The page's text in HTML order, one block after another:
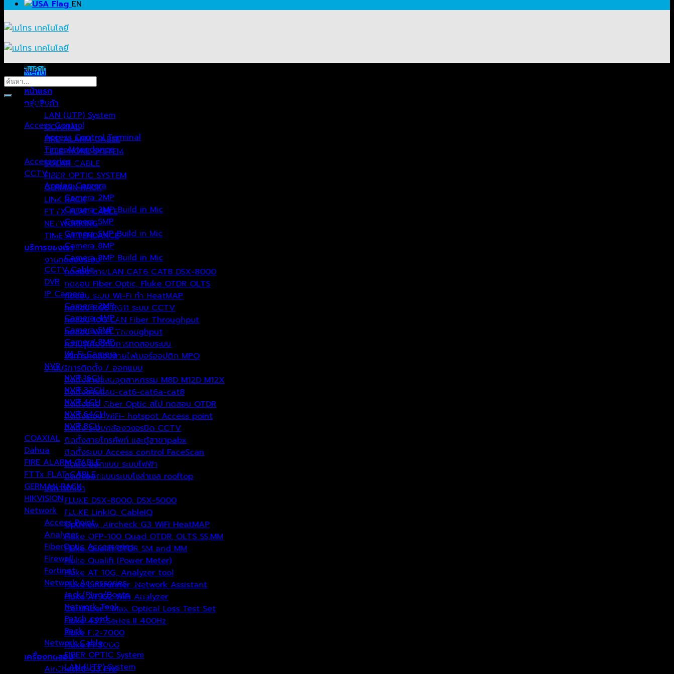
EN
Menu
หน้าแรก
กลุ่มสินค้า
LAN (UTP) System
COAXIAL
FIRE ALARM CABLE
TELEPHONE SYSTEM
SOLAR CABLE
FIBER OPTIC SYSTEM
GERMAN RACK
LINK RACK
FTTX FLAT CABLE
NETWORKING
TIME ATTENDANCE
บริการของเรา
งานทดสอบระบบ
ทดสอบ สายLAN CAT6 CAT8 DSX-8000
ทดสอบ Fiber Optic, Fluke OTDR OLTS
ทดสอบ ระบบ Wi-Fi ทำ HeatMAP
ทดสอบ RG6 RG11 ระบบ CCTV
ทดสอบ 10G LAN Fiber Throughput
ทดสอบ Wi-Fi Throughput
ความรู้เกี่ยวกับการทดสอบระบบ
บริการทดสอบสายไฟเบอร์ออปติก MPO
งานบริการติดตั้ง / ออกแบบ
ติดตั้งสายแลนอุตสาหกรรม M8D M12D M12X
ติดตั้งสายแลน-cat6-cat6a-cat8
ติดตั้งสาย Fiber Optic สไป ทดสอบ OTDR
ติดตั้งระบบ WiFi- hotspot Access point
ติดตั้ง ระบบกล้องวงจรปิด CCTV
ติดตั้งสายโทรศัพท์ และตู้สาขาpabx
ติดตั้งระบบ Access control FaceScan
ติดตั้ง ออกแบบ ระบบไฟฟ้า
ติดตั้งออกแบบระบบโซล่าเซล rooftop
บริการให้เช่า
FLUKE DSX-8000, DSX-5000
FLUKE LinkIQ, CableIQ
Optiview, Aircheck G3 WiFi HeatMAP
Fluke OFP-100 Quad OTDR, OLTS SS,MM
Fluke Qualifi OTDR SM and MM
Fluke Qualifi (Power Meter)
Fluke AT 10G, Analyzer tool
Fluke Linkrunner ,Network Assistant
Fluke AT G2 WiFi Analyzer
CertiFiber™ Max Optical Loss Test Set
Fluke 437 Series II 400Hz
Fluke FI2-7000
Fluke FI-3000
เครื่องทดสอบ
AirCheck® G3 Pro
ค้นหาสินค้าที่ต้องการ…
ค้นหา:
หมวดหมู่สินค้า
Access Control
Access Control Terminal
Time Attendance (12)
Accessories (24)
CCTV (237)
Analog Camera
Camera 2MP
Camera 2MP Build in Mic
Camera 5MP
Camera 5MP Build in Mic
Camera 8MP
Camera 8MP Build in Mic
CCTV Cable (0)
DVR (40)
IP Camera (91)
Camera 2MP (53)
Camera 4MP (22)
Camera 5MP (8)
Camera 8MP (4)
Wi-Fi Camera (4)
NVR (8)
NVR 16CH (0)
NVR 32CH (0)
NVR 4CH (7)
NVR 64CH (0)
NVR 8CH (0)
COAXIAL (1)
Dahua
(177)
FIRE ALARM CABLE (1)
FTTx FLAT CABLE (2)
GERMAN RACK
HIKVISION (115)
Network
(136)
Access Point (0)
Analyzer (0)
FiberOptic Accessories (0)
Firewall (0)
Fortinet (0)
Network Accessories (96)
Jack/Plug/Boots (52)
Network Tool (0)
Patch cord (42)
Rack (1)
Network Cable (40)
FIBER OPTIC System
LAN (UTP) System